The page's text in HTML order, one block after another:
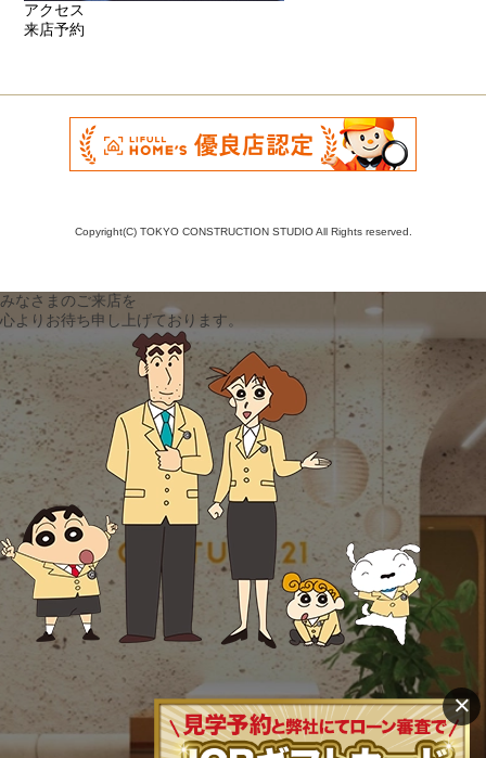
アクセス
来店予約
Copyright(C) TOKYO CONSTRUCTION STUDIO All Rights reserved.
みなさまのご来店を
心よりお待ち申し上げております。
×